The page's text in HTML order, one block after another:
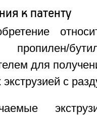
к патенту
для
с